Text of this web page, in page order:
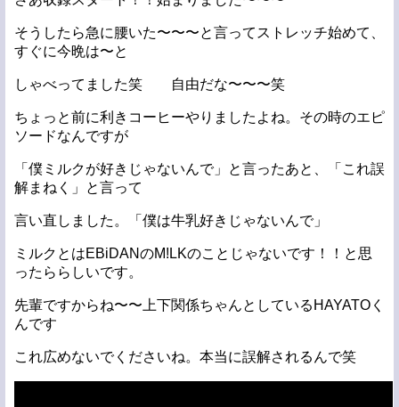
そうしたら急に腰いた〜〜〜と言ってストレッチ始めて、
すぐに今晩は〜と
しゃべってました笑 自由だな〜〜〜笑
ちょっと前に利きコーヒーやりましたよね。その時のエピ
ソードなんですが
「僕ミルクが好きじゃないんで」と言ったあと、「これ誤
解まねく」と言って
言い直しました。「僕は牛乳好きじゃないんで」
ミルクとはEBiDANのM!LKのことじゃないです！！と思
ったららしいです。
先輩ですからね〜〜上下関係ちゃんとしているHAYATOく
んです
これ広めないでくださいね。本当に誤解されるんで笑